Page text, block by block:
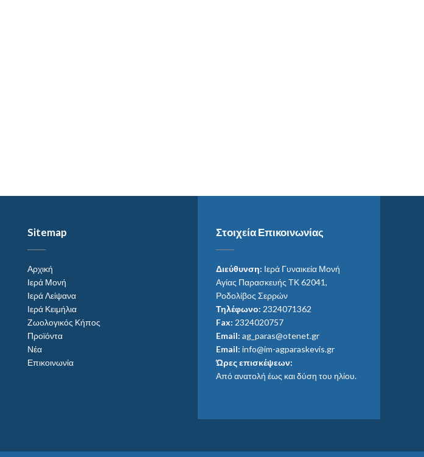
Sitemap
Αρχική
Ιερά Μονή
Ιερά Λείψανα
Ιερά Κειμήλια
Ζωολογικός Κήπος
Προϊόντα
Νέα
Επικοινωνία
Στοιχεία Επικοινωνίας
Διεύθυνση: Ιερά Γυναικεία Μονή
Αγίας Παρασκευής ΤΚ 62041,
Ροδολίβος Σερρών
Τηλέφωνο: 2324071362
Fax: 2324020757
Email: ag_paras@otenet.gr
Email: info@im-agparaskevis.gr
Ώρες επισκέψεων:
Από ανατολή έως και δύση του ηλίου.